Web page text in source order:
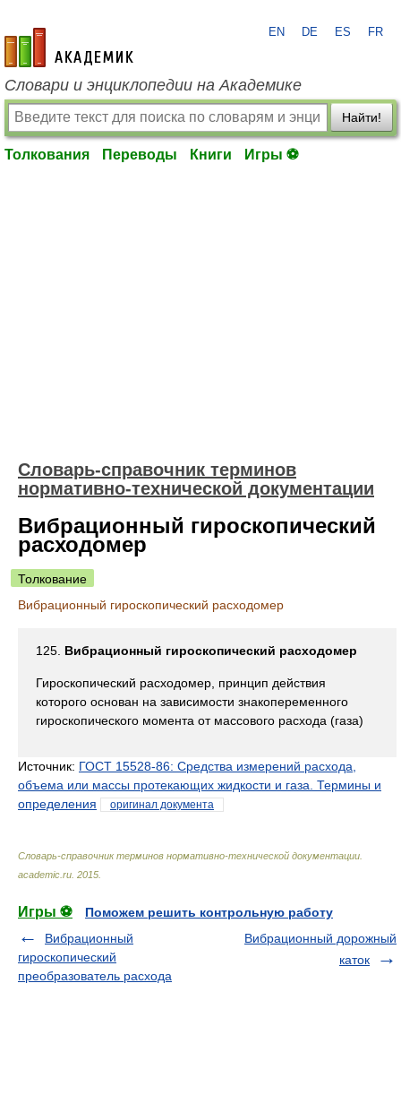
academic.ru
EN DE ES FR
Словари и энциклопедии на Академике
Найти!
Толкования Переводы Книги Игры ⚽
Словарь-справочник терминов
нормативно-технической документации
Вибрационный гироскопический
расходомер
Толкование
Вибрационный гироскопический расходомер
125. Вибрационный гироскопический расходомер
Гироскопический расходомер, принцип действия
которого основан на зависимости знакопеременного
гироскопического момента от массового расхода (газа)
Источник: ГОСТ 15528-86: Средства измерений расхода,
объема или массы протекающих жидкости и газа. Термины и
определения
оригинал документа
Словарь-справочник терминов нормативно-технической документации
academic.ru 2015
Игры ⚽
Поможем решить контрольную работу
Вибрационный
гироскопический
преобразователь расхода
Вибрационный дорожный
каток